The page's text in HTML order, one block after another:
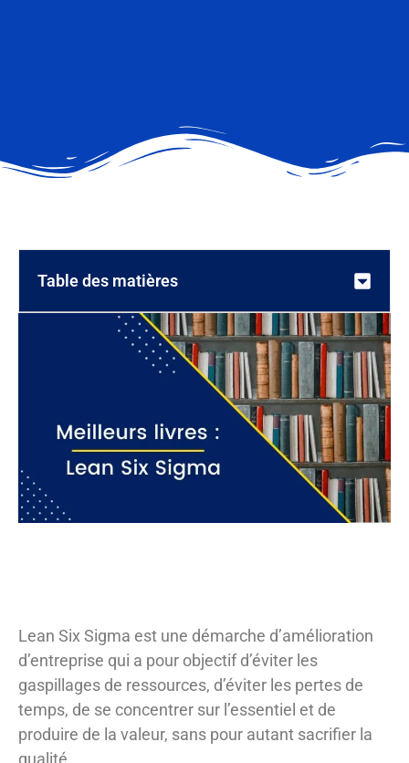
Table des matières
Lean Six Sigma est une démarche d’amélioration
d’entreprise qui a pour objectif d’éviter les
gaspillages de ressources, d’éviter les pertes de
temps, de se concentrer sur l’essentiel et de
produire de la valeur, sans pour autant sacrifier la
qualité.